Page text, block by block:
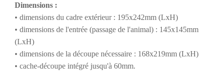
Dimensions :
• dimensions du cadre extérieur : 195x242mm (LxH)
• dimensions de l'entrée (passage de l'animal) : 145x145mm
(LxH)
• dimensions de la découpe nécessaire : 168x219mm (LxH)
• cache-découpe intégré jusqu'à 60mm.